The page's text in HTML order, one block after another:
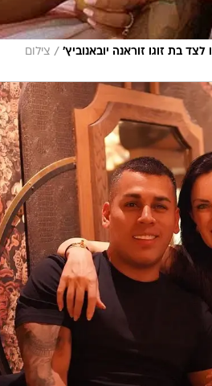
בת זוגו זוראנה יובאנוביץ' / צילום